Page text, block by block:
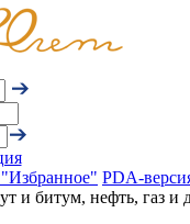
PDA-
и битум, нефть, газ